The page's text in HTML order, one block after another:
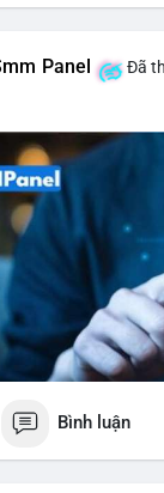
Panel Đã
Bình luận